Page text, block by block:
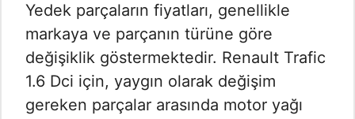
Yedek parçaların fiyatları, genellikle
markaya ve parçanın türüne göre
değişiklik göstermektedir. Renault Trafic
1.6 Dci için, yaygın olarak değişim
gereken parçalar arasında motor yağı